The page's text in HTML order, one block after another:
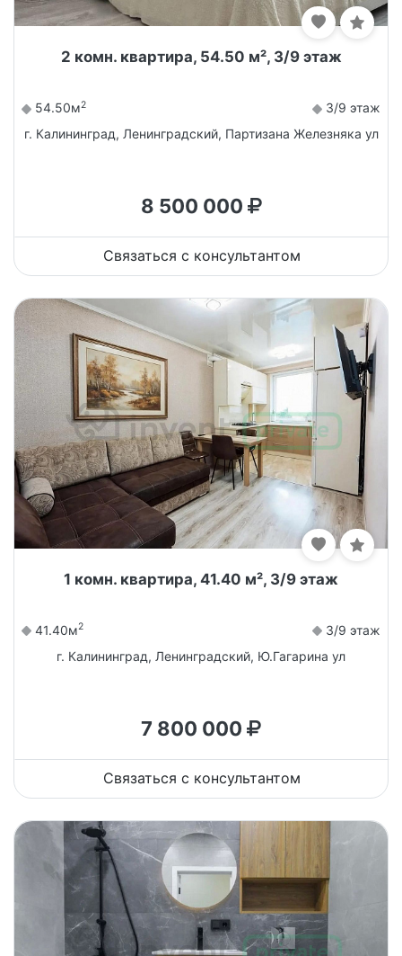
2 комн. квартира, 54.50 м², 3/9 этаж
54.50м2
3/9 этаж
г. Калининград, Ленинградский, Партизана Железняка ул
8 500 000
Связаться с консультантом
1 комн. квартира, 41.40 м², 3/9 этаж
41.40м2
3/9 этаж
г. Калининград, Ленинградский, Ю.Гагарина ул
7 800 000
Связаться с консультантом